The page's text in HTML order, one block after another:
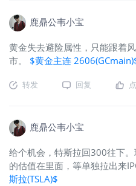
鹿鼎公韦小宝
黄金失去避险属性，只能跟着
市。 $黄金主连
转发 回复
鹿鼎公韦小宝
给个机会，特斯拉回300往下
的估值在里面，等单独拉出来
斯拉(TSLA)$